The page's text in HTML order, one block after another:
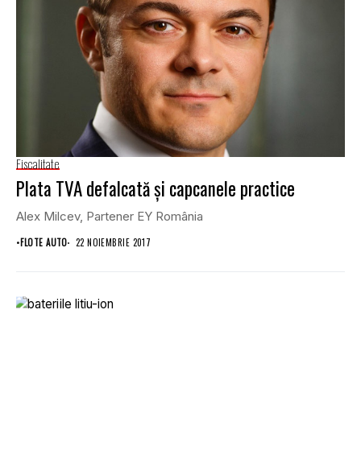
Fiscalitate
Plata TVA defalcată şi capcanele practice
Alex Milcev, Partener EY România
•FLOTE AUTO 22 NOIEMBRIE 2017